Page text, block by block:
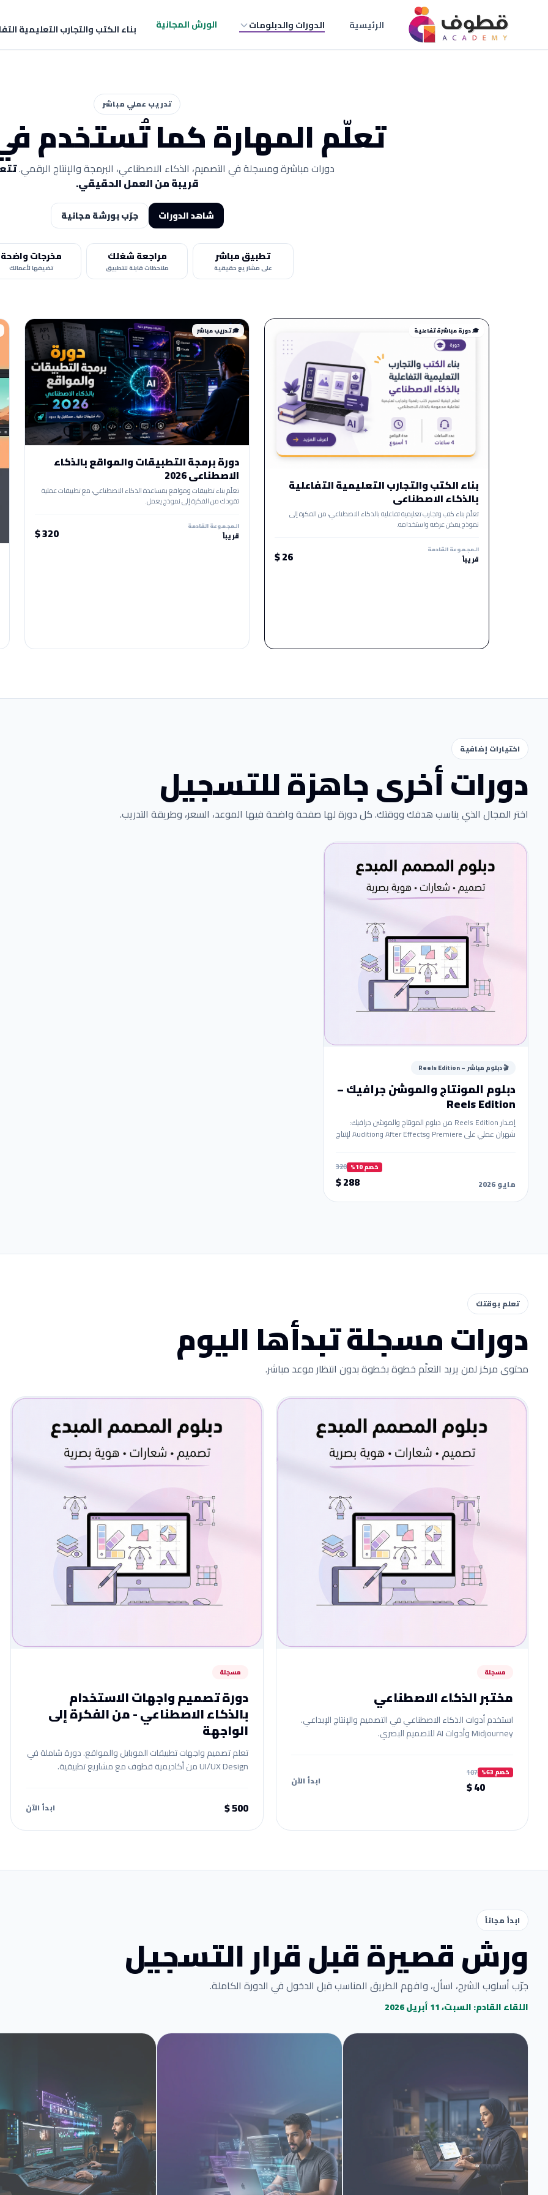
الرئيسية الدورات والدبلومات الورش المجانية بناء الكتب والتجارب التعليمية
تدريب عملي مباشر
تعلّم المهارة كما تُستخدم
دورات مباشرة ومسجلة في التصميم، الذكاء الاصطناعي، البرمجة والإنتاج الرقمي.
قريبة من العمل الحقيقي.
شاهد الدورات جرّب بورشة مجانية
تطبيق مباشر
على مشاريع حقيقية
مراجعة شغلك
ملاحظات قابلة للتطبيق
مخرجات واضحة
تضيفها لأعمالك
🎓 دورة مباشرة تفاعلية
بناء الكتب والتجارب التعليمية التفاعلية
بالذكاء الاصطناعي
تعلّم بناء كتب وتجارب تعليمية تفاعلية بالذكاء الاصطناعي، من الفكرة إلى
نموذج يمكن عرضه واستخدامه.
المجموعة القادمة
قريباً 26 $
🎓 تدريب مباشر
دورة برمجة التطبيقات والمواقع بالذكاء
الاصطناعي 2026
تعلّم بناء تطبيقات ومواقع بمساعدة الذكاء الاصطناعي، مع تطبيقات عملية
تقودك من الفكرة إلى نموذج يعمل.
المجموعة القادمة
قريباً 320 $
اختيارات إضافية
دورات أخرى جاهزة للتسجيل
اختر المجال الذي يناسب هدفك ووقتك. كل دورة لها صفحة واضحة فيها الموعد، السعر، وطريقة التدريب.
🎬 دبلوم مباشر – Reels Edition
دبلوم المونتاج والموشن جرافيك –
Reels Edition
إصدار Reels Edition من دبلوم المونتاج والموشن جرافيك:
شهران عملي على Premiere وAfter Effects وAudition لإنتاج
مايو 2026
خصم 10% 320
288 $
تعلم بوقتك
دورات مسجلة تبدأها اليوم
محتوى مركز لمن يريد التعلّم خطوة بخطوة بدون انتظار موعد مباشر.
مسجلة
مختبر الذكاء الاصطناعي
استخدم أدوات الذكاء الاصطناعي في التصميم والإنتاج الإبداعي.
Midjourney وأدوات AI للتصميم البصري.
خصم 63% 107
40 $ ابدأ الآن
مسجلة
دورة تصميم واجهات الاستخدام
بالذكاء الاصطناعي - من الفكرة إلى
الواجهة
تعلم تصميم واجهات تطبيقات الموبايل والمواقع. دورة شاملة في
UI/UX Design من أكاديمية قطوف مع مشاريع تطبيقية.
500 $ ابدأ الآن
ابدأ مجاناً
ورش قصيرة قبل قرار التسجيل
جرّب أسلوب الشرح، اسأل، وافهم الطريق المناسب قبل الدخول في الدورة الكاملة.
اللقاء القادم: السبت، 11 أبريل 2026